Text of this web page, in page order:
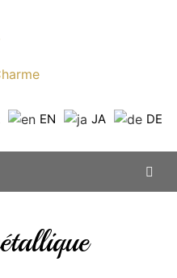
EN JA DE